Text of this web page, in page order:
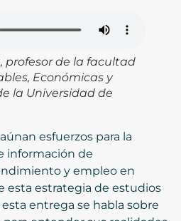
profesor de la facultad
Económicas y
la Universidad de
esfuerzos para la
información de
y empleo en
esta estrategia de estudios
entrega se habla sobre